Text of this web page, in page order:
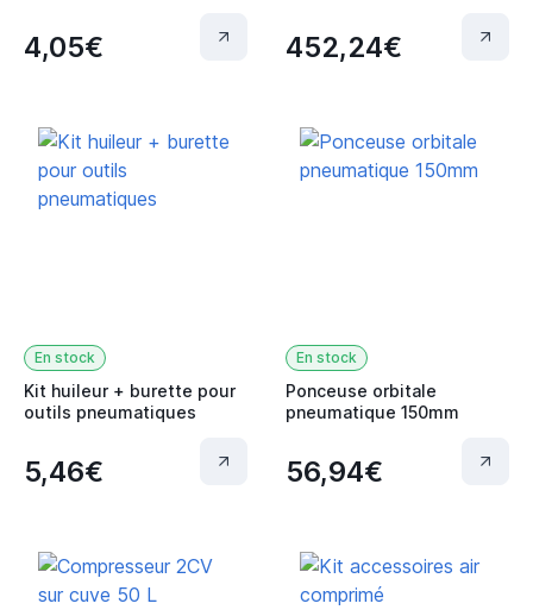
4,05€ 452,24€
En stock
Kit huileur + burette pour
outils pneumatiques
5,46€
En stock
Ponceuse orbitale
pneumatique 150mm
56,94€